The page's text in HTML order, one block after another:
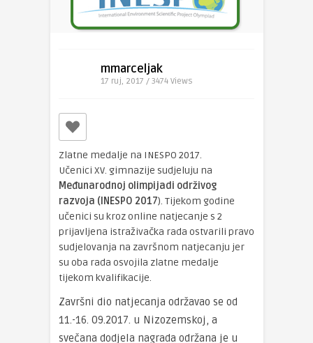
mmarceljak
17 ruj, 2017 / 3474 Views
Zlatne medalje na INESPO 2017.
Učenici XV. gimnazije sudjeluju na
Međunarodnoj olimpijadi održivog
razvoja (INESPO 2017). Tijekom godine
učenici su kroz online natjecanje s 2
prijavljena istraživačka rada ostvarili pravo
sudjelovanja na završnom natjecanju jer
su oba rada osvojila zlatne medalje
tijekom kvalifikacije.
Završni dio natjecanja održavao se od
11.-16. 09.2017. u Nizozemskoj, a
svečana dodjela nagrada održana je u